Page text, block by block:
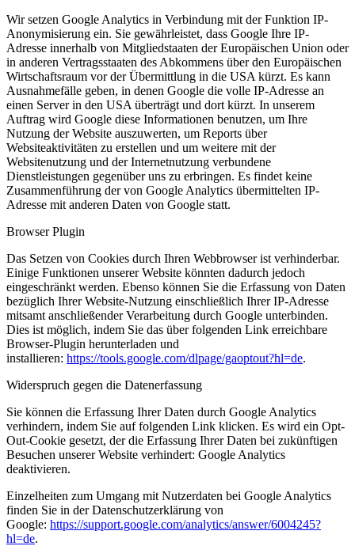
Wir setzen Google Analytics in Verbindung mit der Funktion IP-
Anonymisierung ein. Sie gewährleistet, dass Google Ihre IP-
Adresse innerhalb von Mitgliedstaaten der Europäischen Union oder
in anderen Vertragsstaaten des Abkommens über den Europäischen
Wirtschaftsraum vor der Übermittlung in die USA kürzt. Es kann
Ausnahmefälle geben, in denen Google die volle IP-Adresse an
einen Server in den USA überträgt und dort kürzt. In unserem
Auftrag wird Google diese Informationen benutzen, um Ihre
Nutzung der Website auszuwerten, um Reports über
Websiteaktivitäten zu erstellen und um weitere mit der
Websitenutzung und der Internetnutzung verbundene
Dienstleistungen gegenüber uns zu erbringen. Es findet keine
Zusammenführung der von Google Analytics übermittelten IP-
Adresse mit anderen Daten von Google statt.
Browser Plugin
Das Setzen von Cookies durch Ihren Webbrowser ist verhinderbar.
Einige Funktionen unserer Website könnten dadurch jedoch
eingeschränkt werden. Ebenso können Sie die Erfassung von Daten
bezüglich Ihrer Website-Nutzung einschließlich Ihrer IP-Adresse
mitsamt anschließender Verarbeitung durch Google unterbinden.
Dies ist möglich, indem Sie das über folgenden Link erreichbare
Browser-Plugin herunterladen und
installieren: https://tools.google.com/dlpage/gaoptout?hl=de.
Widerspruch gegen die Datenerfassung
Sie können die Erfassung Ihrer Daten durch Google Analytics
verhindern, indem Sie auf folgenden Link klicken. Es wird ein Opt-
Out-Cookie gesetzt, der die Erfassung Ihrer Daten bei zukünftigen
Besuchen unserer Website verhindert: Google Analytics
deaktivieren.
Einzelheiten zum Umgang mit Nutzerdaten bei Google Analytics
finden Sie in der Datenschutzerklärung von
Google: https://support.google.com/analytics/answer/6004245?
hl=de.